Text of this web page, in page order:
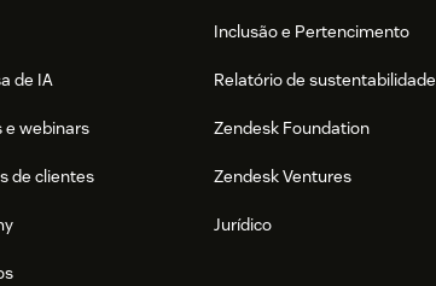
de IA
e webinars
de clientes
Inclusão e Pertencimento
Relatório de sustentabilidade
Zendesk Foundation
Zendesk Ventures
Jurídico